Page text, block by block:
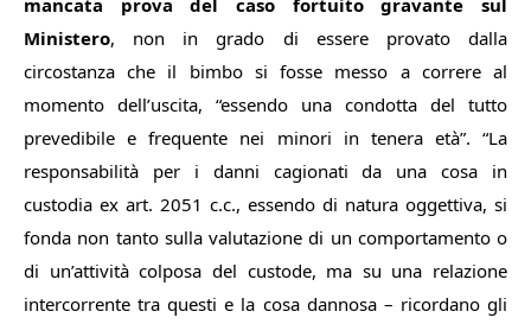
mancata prova del caso fortuito gravante sul
Ministero, non in grado di essere provato dalla
circostanza che il bimbo si fosse messo a correre al
momento dell’uscita, “essendo una condotta del tutto
prevedibile e frequente nei minori in tenera età”. “La
responsabilità per i danni cagionati da una cosa in
custodia ex art. 2051 c.c., essendo di natura oggettiva, si
fonda non tanto sulla valutazione di un comportamento o
di un’attività colposa del custode, ma su una relazione
intercorrente tra questi e la cosa dannosa – ricordano gli